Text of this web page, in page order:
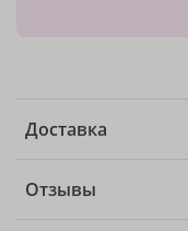
Доставка
Отзывы